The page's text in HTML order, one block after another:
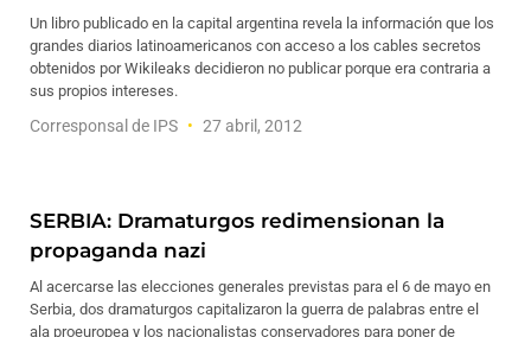
Un libro publicado en la capital argentina revela la información que los
grandes diarios latinoamericanos con acceso a los cables secretos
obtenidos por Wikileaks decidieron no publicar porque era contraria a
sus propios intereses.
Corresponsal de IPS 27 abril, 2012
SERBIA: Dramaturgos redimensionan la
propaganda nazi
Al acercarse las elecciones generales previstas para el 6 de mayo en
Serbia, dos dramaturgos capitalizaron la guerra de palabras entre el
ala proeuropea y los nacionalistas conservadores para poner de